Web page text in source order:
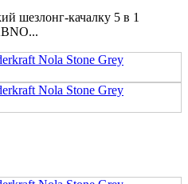
шезлонг-качалку 5 в 1